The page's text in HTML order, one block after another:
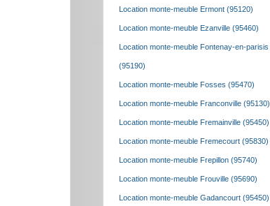
Location monte-meuble Ermont (95120)
Location monte-meuble Ezanville (95460)
Location monte-meuble Fontenay-en-parisis
(95190)
Location monte-meuble Fosses (95470)
Location monte-meuble Franconville (95130)
Location monte-meuble Fremainville (95450)
Location monte-meuble Fremecourt (95830)
Location monte-meuble Frepillon (95740)
Location monte-meuble Frouville (95690)
Location monte-meuble Gadancourt (95450)